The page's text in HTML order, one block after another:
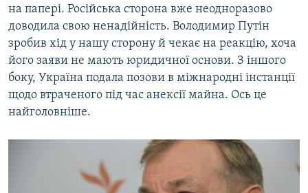
на папері. Російська сторона вже неодноразово
доводила свою ненадійність. Володимир Путін
зробив хід у нашу сторону й чекає на реакцію, хоча
його заяви не мають юридичної основи. З іншого
боку, Україна подала позови в міжнародні інстанції
щодо втраченого під час анексії майна. Ось це
найголовніше.